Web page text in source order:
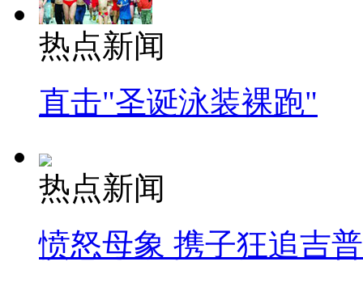
热点新闻
直击"圣诞泳装裸跑"
热点新闻
愤怒母象 携子狂追吉